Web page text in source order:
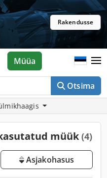
Rakendusse
Otsima
Müüa
müük (4)
Asjakohasus